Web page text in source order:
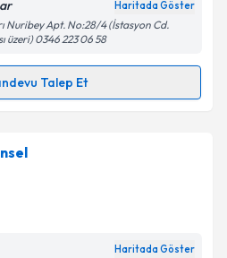
kabul ediyorum.
Talebini Gönder
Haritada Göster
Nuribey Apt. No:28/4 (İstasyon Cd.
üzeri) 0346 223 06 58
Talep Et
Talebi
randevu takvimi talebi
randevu almanız için bir
e-posta ile bilgilendireceğiz.
Haritada Göster